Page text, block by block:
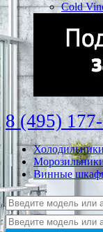
Cold
8 (495)
Винные